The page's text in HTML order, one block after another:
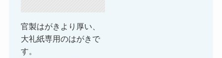
官製はがきより厚い、
大礼紙専用のはがきで
す。